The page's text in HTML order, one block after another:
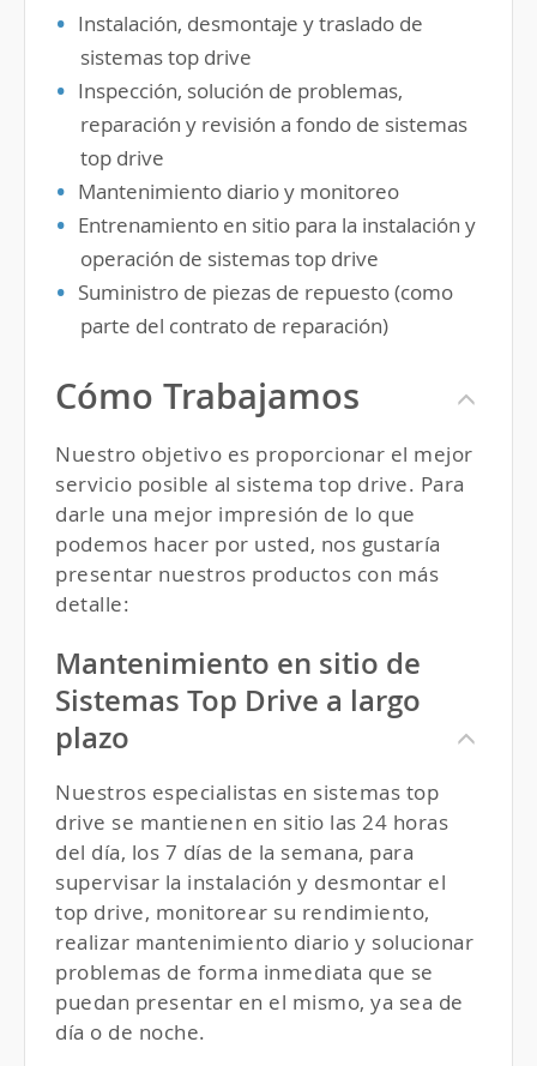
Instalación, desmontaje y traslado de
sistemas top drive
Inspección, solución de problemas,
reparación y revisión a fondo de sistemas
top drive
Mantenimiento diario y monitoreo
Entrenamiento en sitio para la instalación y
operación de sistemas top drive
Suministro de piezas de repuesto (como
parte del contrato de reparación)
Cómo Trabajamos
Nuestro objetivo es proporcionar el mejor
servicio posible al sistema top drive. Para
darle una mejor impresión de lo que
podemos hacer por usted, nos gustaría
presentar nuestros productos con más
detalle:
Mantenimiento en sitio de
Sistemas Top Drive a largo
plazo
Nuestros especialistas en sistemas top
drive se mantienen en sitio las 24 horas
del día, los 7 días de la semana, para
supervisar la instalación y desmontar el
top drive, monitorear su rendimiento,
realizar mantenimiento diario y solucionar
problemas de forma inmediata que se
puedan presentar en el mismo, ya sea de
día o de noche.